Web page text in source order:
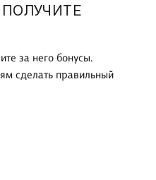
за него бонусы.
сделать правильный